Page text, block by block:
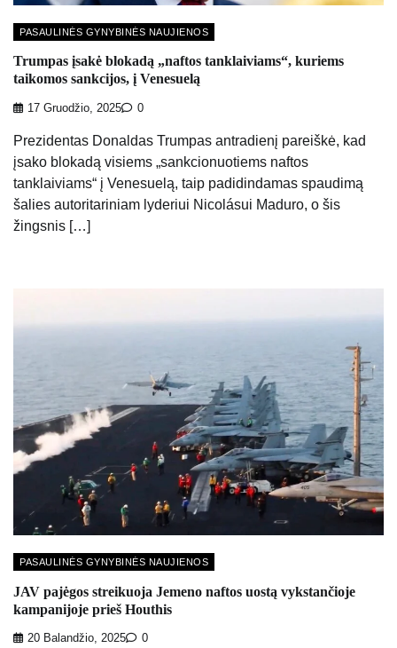
PASAULINĖS GYNYBINĖS NAUJIENOS
Trumpas įsakė blokadą „naftos tanklaiviams“, kuriems
taikomos sankcijos, į Venesuelą
17 Gruodžio, 2025 0
Prezidentas Donaldas Trumpas antradienį pareiškė, kad
įsako blokadą visiems „sankcionuotiems naftos
tanklaiviams“ į Venesuelą, taip padidindamas spaudimą
šalies autoritariniam lyderiui Nicolásui Maduro, o šis
žingsnis […]
PASAULINĖS GYNYBINĖS NAUJIENOS
JAV pajėgos streikuoja Jemeno naftos uostą vykstančioje
kampanijoje prieš Houthis
20 Balandžio, 2025 0